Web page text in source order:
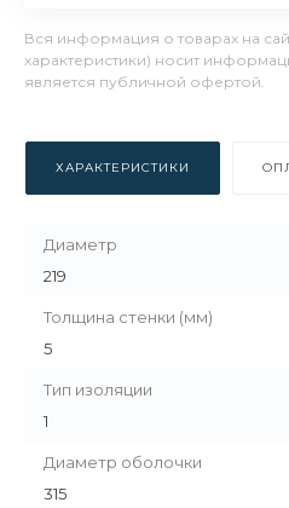
Вся информация о товарах на
характеристики) носит
является публичной офертой.
ХАРАКТЕРИСТИКИ
Диаметр
219
Толщина стенки (мм)
5
Тип изоляции
1
Диаметр оболочки
315